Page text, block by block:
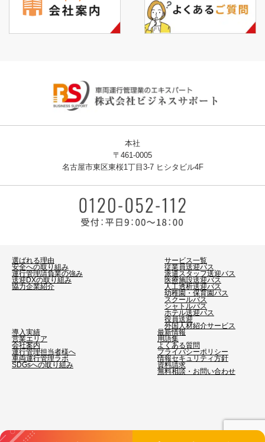
選ばれる理由
安全への取り組み
運行管理請負業の強み
送迎DXの取り組み
協力企業紹介
サービス一覧
従業員送迎バス
派遣スタッフ送迎バス
医療施設送迎バス
人工透析送迎バス
幼稚園・保育園バス
スクールバス
シャトルバス
ホテル送迎バス
役員送迎
外国人材紹介サービス
導入実績
営業エリア
会社案内
運行管理担当者様へ
車両運行管理ラボ
SDGsへの取り組み
最新情報
用語集
よくある質問
プライバシーポリシー
情報セキュリティ方針
資料請求
無料相談・お問い合わせ
本社
〒461-0005
名古屋市東区東桜1丁目3-7 ヒシタビル4F